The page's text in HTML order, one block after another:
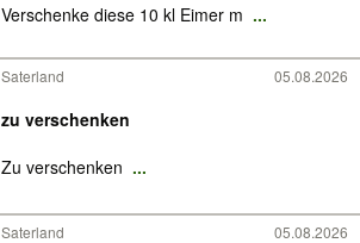
Verschenke diese 10 kl Eimer m ...
Saterland 05.08.2026
zu verschenken
Zu verschenken ...
Saterland 05.08.2026